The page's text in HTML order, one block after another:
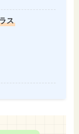
ス